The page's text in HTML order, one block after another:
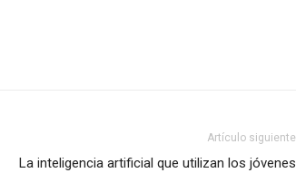
Artículo siguiente
La inteligencia artificial que utilizan los jóvenes